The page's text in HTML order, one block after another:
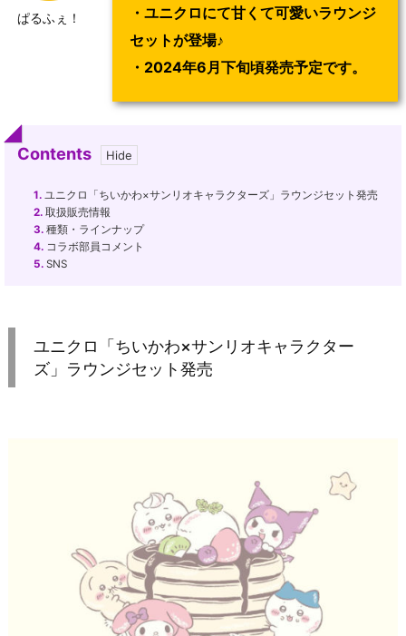
ぱるふぇ！
・ユニクロにて甘くて可愛いラウンジ
セットが登場♪
・2024年6月下旬頃発売予定です。
Contents
1. ユニクロ「ちいかわ×サンリオキャラクターズ」ラウンジセット発売
2. 取扱販売情報
3. 種類・ラインナップ
4. コラボ部員コメント
5. SNS
ユニクロ「ちいかわ×サンリオキャラクター
ズ」ラウンジセット発売